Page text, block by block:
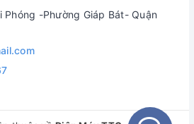
-Phường Giáp Bát- Quận